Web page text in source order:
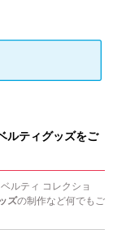
ルティグッズをご
ルティ コレクショ
ズの制作など何でもご